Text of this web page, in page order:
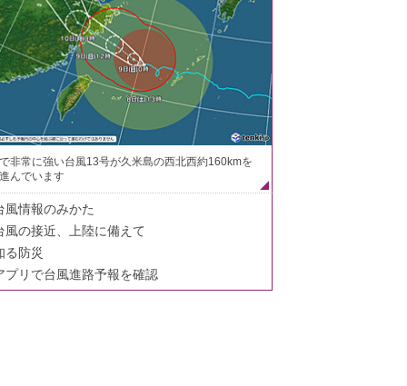
非常に強い台風13号が久米島の西北西約160kmを
んでいます
風情報のみかた
風の接近、上陸に備えて
る防災
プリで台風進路予報を確認